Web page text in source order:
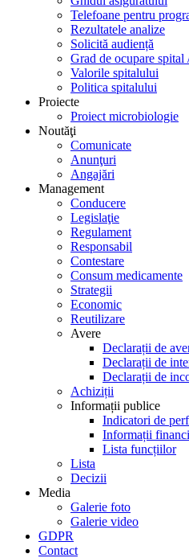
Telefoane pentru
Rezultatele analize
Solicită audiență
Grad de ocupare spital
Valorile spitalului
Politica spitalului
Proiecte
Proiect microbiologie
Noutăţi
Comunicate
Anunţuri
Angajări
Management
Conducere
Legislaţie
Regulament
Responsabil
Contestare
Consum medicamente
Strategii
Economic
Reutilizare
Avere
Declarații de
Declarații de
Declarații de
Achiziții
Informații publice
Indicatori de
Informații
Lista funcțiilor
Lista
Decizii
Media
Galerie foto
Galerie video
GDPR
Contact